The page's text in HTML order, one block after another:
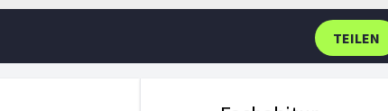
TEILEN